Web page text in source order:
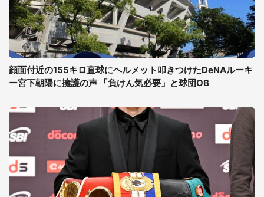
顔面付近の155キロ直球にヘルメット叩きつけたDeNAルーキ
ー宮下朝陽に擁護の声 「負けん気必要」と球団OB